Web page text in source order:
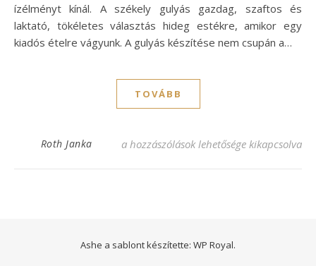
ízélményt kínál. A székely gulyás gazdag, szaftos és
laktató, tökéletes választás hideg estékre, amikor egy
kiadós ételre vágyunk. A gulyás készítése nem csupán a…
TOVÁBB
Roth Janka Szaftos székely gulyás recept, amit
a hozzászólások lehetősége kikapcsolva
Ashe a sablont készítette: WP Royal.